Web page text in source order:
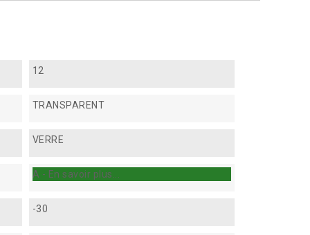
12
TRANSPARENT
VERRE
A - En savoir plus...
-30